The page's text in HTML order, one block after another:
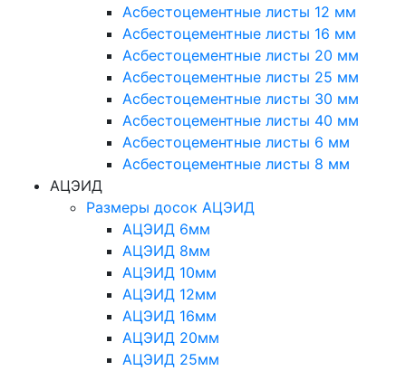
Асбестоцементные листы 12 мм
Асбестоцементные листы 16 мм
Асбестоцементные листы 20 мм
Асбестоцементные листы 25 мм
Асбестоцементные листы 30 мм
Асбестоцементные листы 40 мм
Асбестоцементные листы 6 мм
Асбестоцементные листы 8 мм
АЦЭИД
Размеры досок АЦЭИД
АЦЭИД 6мм
АЦЭИД 8мм
АЦЭИД 10мм
АЦЭИД 12мм
АЦЭИД 16мм
АЦЭИД 20мм
АЦЭИД 25мм